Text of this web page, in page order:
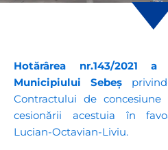
Hotărârea nr.143/2021
Municipiului Sebeș
Contractului de concesiune
cesionării acestuia în
Lucian-Octavian-Liviu.